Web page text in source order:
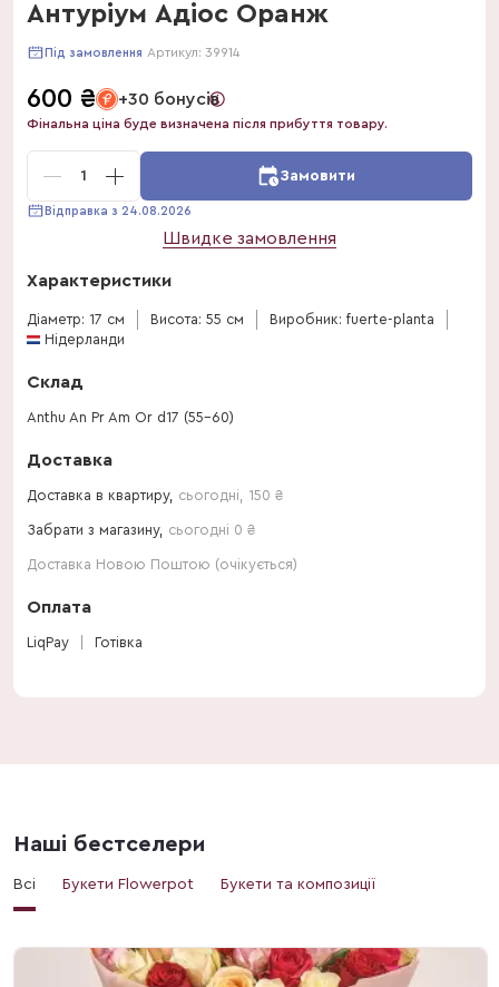
Антуріум Адіос Оранж
Під замовлення Артикул: 39914
600 ₴ +30 бонусів
Фінальна ціна буде визначена після прибуття товару.
1 Замовити
Відправка з 24.08.2026
Швидке замовлення
Характеристики
Діаметр: 17 см Висота: 55 см
Виробник: fuerte-planta
Нідерланди
Склад
Anthu An Pr Am Or d17 (55-60)
Доставка
Доставка в квартиру, сьогодні 150 ₴
Забрати з магазину, сьогодні 0 ₴
Доставка Новою Поштою (очікується)
Оплата
LiqPay Готівка
Наші бестселери
Всі Букети Flowerpot Букети та композиції